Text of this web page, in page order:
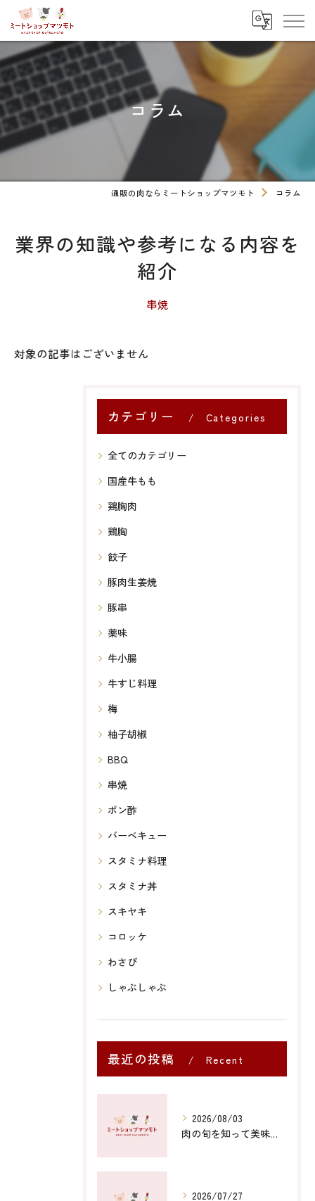
コラム
通販の肉ならミートショップマツモト コラム
業界の知識や参考になる内容を
紹介
串焼
対象の記事はございません
カテゴリー Categories
全てのカテゴリー
国産牛もも
鶏胸肉
鶏胸
餃子
豚肉生姜焼
豚串
薬味
牛小腸
牛すじ料理
梅
柚子胡椒
BBQ
串焼
ポン酢
バーベキュー
スタミナ料理
スタミナ丼
スキヤキ
コロッケ
わさび
しゃぶしゃぶ
最近の投稿
Recent
2026/08/03
肉の旬を知って美味しく食べる季節ごとの選び方と楽しみ方
2026/07/27